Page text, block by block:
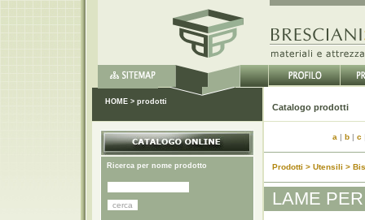
HOME > prodotti
Ricerca per nome prodotto
a | b | c
Prodotti > Utensili >
LAME